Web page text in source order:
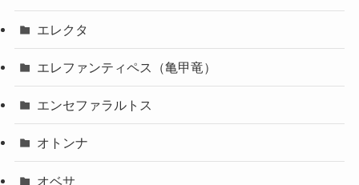
エレクタ
エレファンティペス（亀甲竜）
エンセファラルトス
オトンナ
オベサ